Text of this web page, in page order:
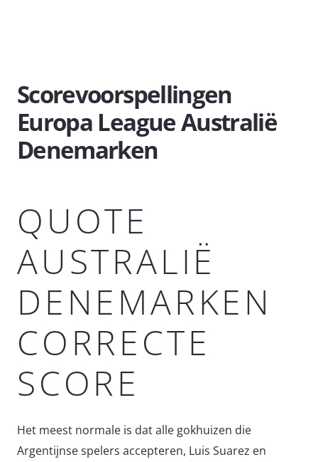
Scorevoorspellingen
Europa League Australië
Denemarken
QUOTE
AUSTRALIË
DENEMARKEN
CORRECTE
SCORE
Het meest normale is dat alle gokhuizen die
Argentijnse spelers accepteren, Luis Suarez en